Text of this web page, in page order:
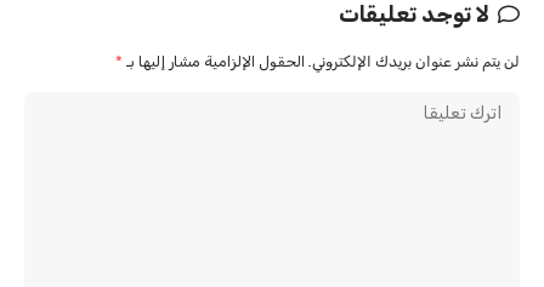
لا توجد تعليقات
لن يتم نشر عنوان بريدك الإلكتروني. الحقول الإلزامية مشار إليها بـ *